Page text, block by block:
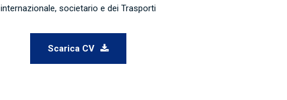
internazionale, societario e dei Trasporti
Scarica CV